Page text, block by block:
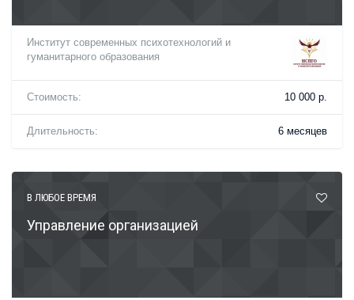
Институт современных психотехнологий и
гуманитарного образования
Стоимость: 10 000 р.
Длительность: 6 месяцев
В ЛЮБОЕ ВРЕМЯ
Управление организацией